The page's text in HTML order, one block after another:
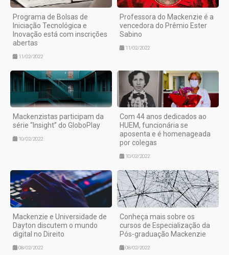
Programa de Bolsas de
Iniciação Tecnológica e
Inovação está com inscrições
abertas
11/02/2022
Professora do Mackenzie é a
vencedora do Prêmio Ester
Sabino
11/02/2022
Mackenzistas participam da
série “Insight” do GloboPlay
10/02/2022
Com 44 anos dedicados ao
HUEM, funcionária se
aposenta e é homenageada
por colegas
10/02/2022
Mackenzie e Universidade de
Dayton discutem o mundo
digital no Direito
08/02/2022
Conheça mais sobre os
cursos de Especialização da
Pós-graduação Mackenzie
08/02/2022